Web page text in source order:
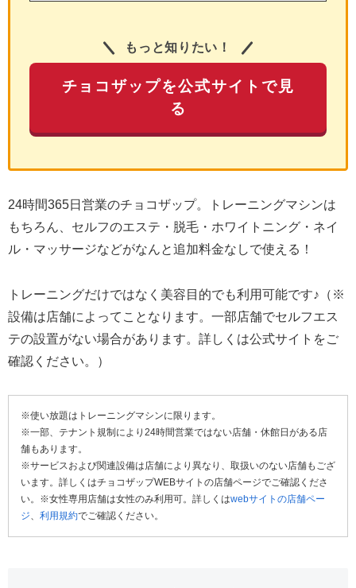
もっと知りたい！
チョコザップを公式サイトで見
る
24時間365日営業のチョコザップ。トレーニングマシンは
もちろん、セルフのエステ・脱毛・ホワイトニング・ネイ
ル・マッサージなどがなんと追加料金なしで使える！
トレーニングだけではなく美容目的でも利用可能です♪（※
設備は店舗によってことなります。一部店舗でセルフエス
テの設置がない場合があります。詳しくは公式サイトをご
確認ください。）
※使い放題はトレーニングマシンに限ります。
※一部、テナント規制により24時間営業ではない店舗・休館日がある店
舗もあります。
※サービスおよび関連設備は店舗により異なり、取扱いのない店舗もござ
います。詳しくはチョコザップWEBサイトの店舗ページでご確認くださ
い。※女性専用店舗は女性のみ利用可。詳しくはwebサイトの店舗ペー
ジ、 利用規約でご確認ください。